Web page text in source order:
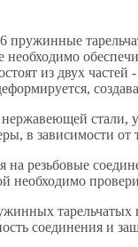
необходимо
из двух
стали,
в зависимости
на резьбовые
необходимо
тарельчатых
соединения и